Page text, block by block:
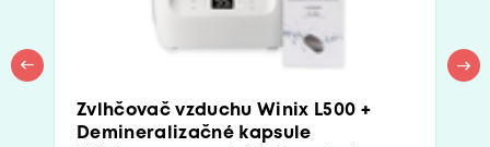
Zvlhčovač vzduchu Winix L500 +
Demineralizačné kapsule